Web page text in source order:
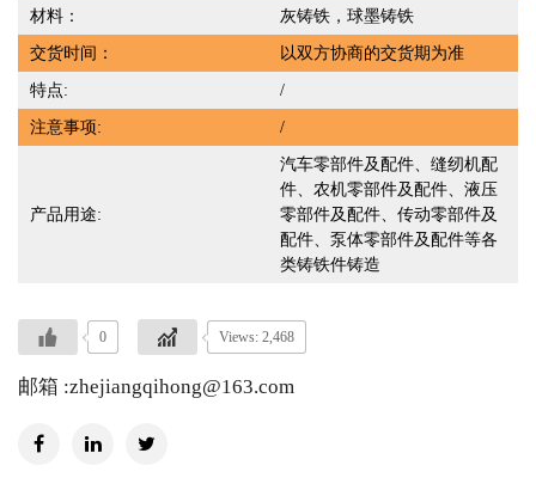
材料： 灰铸铁，球墨铸铁
交货时间： 以双方协商的交货期为准
特点: /
注意事项: /
产品用途:
汽车零部件及配件、缝纫机配
件、农机零部件及配件、液压
零部件及配件、传动零部件及
配件、泵体零部件及配件等各
类铸铁件铸造
0 Views: 2,468
邮箱 :zhejiangqihong@163.com